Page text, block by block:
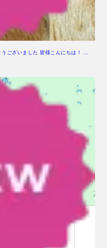
ございました 皆様こんにちは！ …